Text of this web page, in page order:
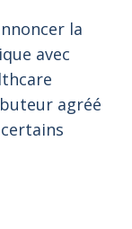
la
avec
agréé